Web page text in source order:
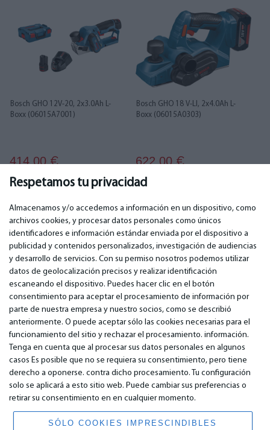
Respetamos tu privacidad
Almacenamos y/o accedemos a información en un dispositivo, como
archivos cookies, y procesar datos personales como únicos
identificadores e información estándar enviada por el dispositivo a
publicidad y contenidos personalizados, investigación de audiencias
y desarrollo de servicios. Con su permiso nosotros podemos utilizar
datos de geolocalización precisos y realizar identificación
escaneando el dispositivo. Puedes hacer clic en el botón
consentimiento para aceptar el procesamiento de información por
parte de nuestra empresa y nuestro socios, como se describió
anteriormente. O puede aceptar sólo las cookies necesarias para el
funcionamiento del sitio y rechazar el procesamiento. información.
Tenga en cuenta que al procesar sus datos personales en algunos
casos Es posible que no se requiera su consentimiento, pero tiene
derecho a oponerse. contra dicho procesamiento. Tu configuración
solo se aplicará a esto sitio web. Puede cambiar sus preferencias o
retirar su consentimiento en en cualquier momento.
SÓLO COOKIES IMPRESCINDIBLES
Bosch GHO 12V-20, 2x3.0Ah L-
Boxx (06015A7001)
414.00€
Bosch GHO 18 V-LI, 2x4.0Ah L-
Boxx (06015A0303)
622.00€
IMPORTANTE
Servicios de garantía
Términos de servicio
Política de privacidad
Contactos
Contrato a distancia
CONTACTOS
Teléfono. +349 36940118
email: info@bm.lv
WhatsApp +371 27725222
Latvia, Riga, Krasta 89, LV-1019
© 2026 All Rights Reserved.
High Yield System LP
196 Rose Street, Suite 3, Edinburgh, EH2 4AT, Scotland, United Kingdom